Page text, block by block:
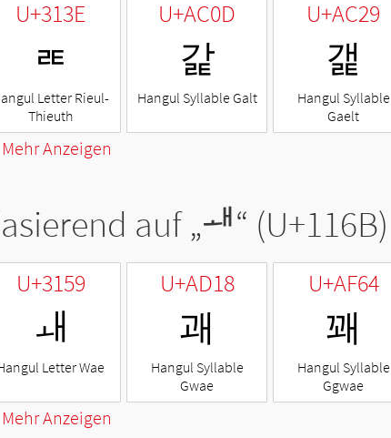
U+313E
ㄾ
Letter Rieul-
Thieuth
U+AC0D
갍
Hangul Syllable Galt
U+AC29
갩
Hangul Syllable
Gaelt
Mehr Anzeigen
auf „ᅫ“ (U+116B)
U+3159
ㅙ
Letter Wae
U+AD18
괘
Hangul Syllable
Gwae
U+AF64
꽤
Hangul Syllable
Ggwae
Mehr Anzeigen